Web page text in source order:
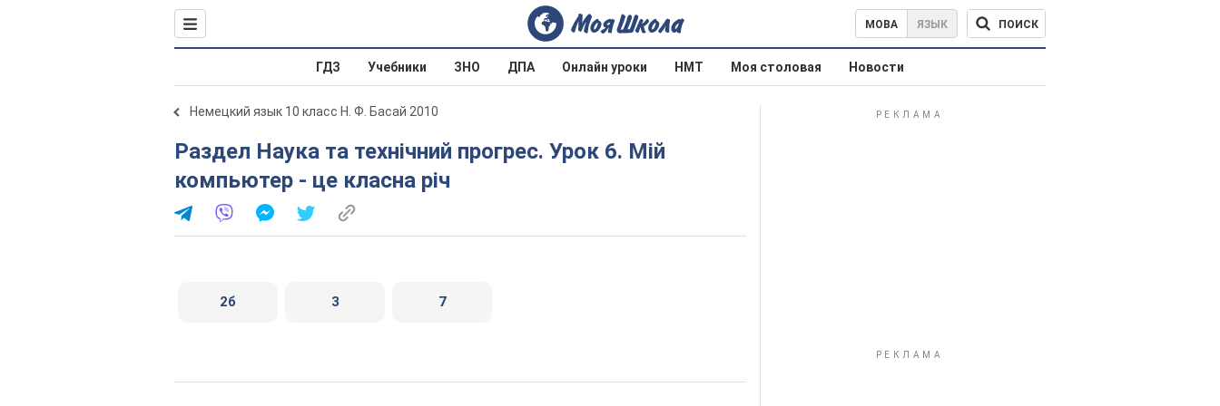
МОВА ЯЗЫК ПОИСК
ГДЗ Учебники ЗНО ДПА Онлайн уроки НМТ Моя столовая Новости
Немецкий язык 10 класс Н. Ф. Басай 2010
Раздел Наука та технічний прогрес. Урок 6. Мій
компьютер - це класна річ
2б 3 7